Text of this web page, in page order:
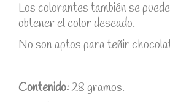
Los colorantes también se
obtener el color deseado.
No son aptos para teñir
Contenido:28 gramos.